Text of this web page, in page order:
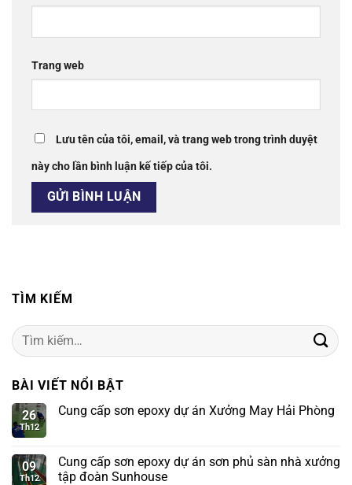
Trang web
Lưu tên của tôi, email, và trang web trong trình duyệt
này cho lần bình luận kế tiếp của tôi.
TÌM KIẾM
Tìm
kiếm:
BÀI VIẾT NỔI BẬT
26
Th12
Cung cấp sơn epoxy dự án Xưởng May Hải Phòng
09
Th12
Cung cấp sơn epoxy dự án sơn phủ sàn nhà xưởng
tập đoàn Sunhouse